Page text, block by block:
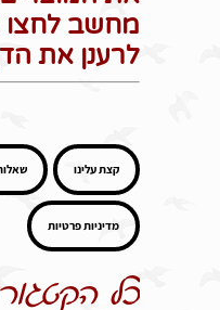
לרענן את
קצת עלינו
מדיניות פרטיות
כל